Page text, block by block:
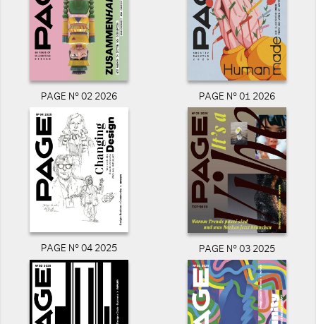
PAGE N° 02 2026 PAGE N° 01 2026
PAGE N° 04 2025 PAGE N° 03 2025